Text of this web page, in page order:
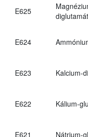
E625
diglutamát
E624
E623 Kalcium-
E622 Kálium-
E621 Nátrium-